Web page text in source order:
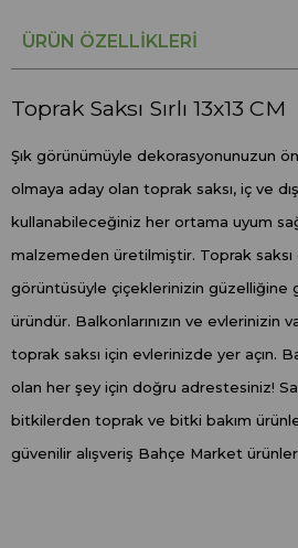
ÜRÜN ÖZELLIKLERI
Toprak Saksı Sırlı 13x13 CM
Şık görünümüyle dekorasyonunuzun
olmaya aday olan toprak saksı, iç ve
kullanabileceğiniz her ortama uyum
malzemeden üretilmiştir. Toprak saksı
görüntüsüyle çiçeklerinizin güzelliğine
üründür. Balkonlarınızın ve evlerinizin
toprak saksı için evlerinizde yer açın.
olan her şey için doğru adrestesiniz!
bitkilerden toprak ve bitki bakım
güvenilir alışveriş Bahçe Market